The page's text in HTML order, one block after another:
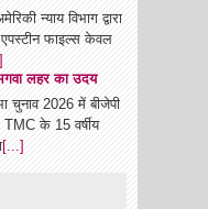
न्याय विभाग द्वारा
एपस्टीन फाइल्स केवल
लहर का उदय
चुनाव 2026 में बीजेपी
के 15 वर्षीय
[...]